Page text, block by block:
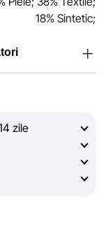
18% Sintetic;
eforturi
obiective și
corecte și
bună decizie
Sportlandia
zile